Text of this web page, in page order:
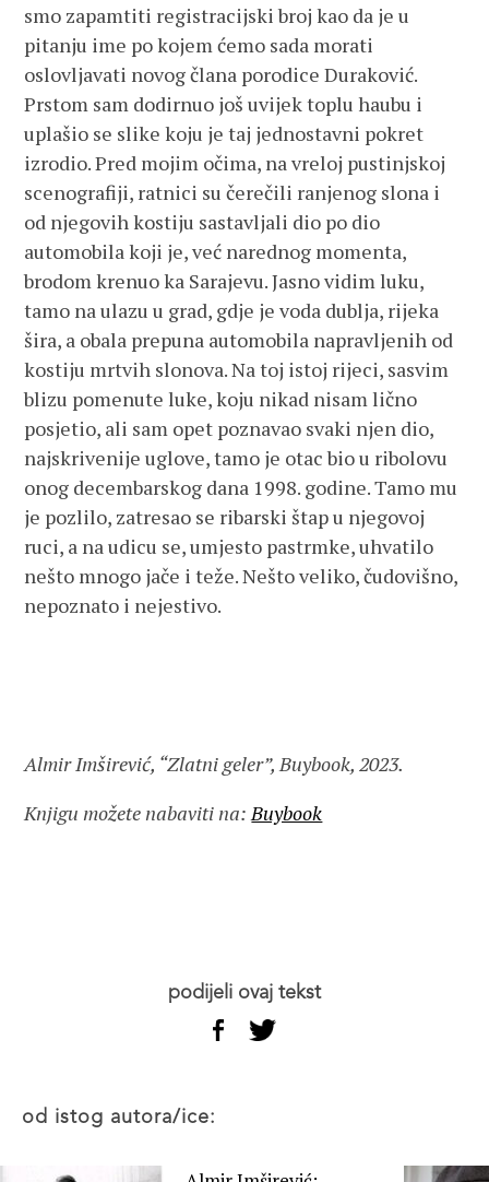
smo zapamtiti registracijski broj kao da je u
pitanju ime po kojem ćemo sada morati
oslovljavati novog člana porodice Duraković.
Prstom sam dodirnuo još uvijek toplu haubu i
uplašio se slike koju je taj jednostavni pokret
izrodio. Pred mojim očima, na vreloj pustinjskoj
scenografiji, ratnici su čerečili ranjenog slona i
od njegovih kostiju sastavljali dio po dio
automobila koji je, već narednog momenta,
brodom krenuo ka Sarajevu. Jasno vidim luku,
tamo na ulazu u grad, gdje je voda dublja, rijeka
šira, a obala prepuna automobila napravljenih od
kostiju mrtvih slonova. Na toj istoj rijeci, sasvim
blizu pomenute luke, koju nikad nisam lično
posjetio, ali sam opet poznavao svaki njen dio,
najskrivenije uglove, tamo je otac bio u ribolovu
onog decembarskog dana 1998. godine. Tamo mu
je pozlilo, zatresao se ribarski štap u njegovoj
ruci, a na udicu se, umjesto pastrmke, uhvatilo
nešto mnogo jače i teže. Nešto veliko, čudovišno,
nepoznato i nejestivo.
Almir Imširević, “Zlatni geler”, Buybook, 2023.
Knjigu možete nabaviti na:Buybook
podijeli ovaj tekst
od istog autora/ice: